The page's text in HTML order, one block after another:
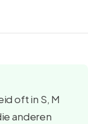
oft in S, M
anderen